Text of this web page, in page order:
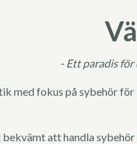
- Ett paradis för
med fokus på sybehör
att handla